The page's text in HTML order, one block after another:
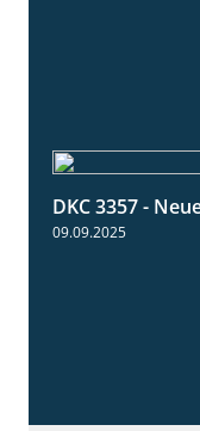
DKC 3357 -
09.09.2025